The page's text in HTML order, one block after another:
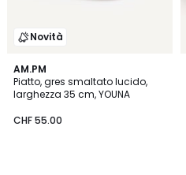
Novità
AM.PM
Piatto, gres smaltato lucido,
larghezza 35 cm, YOUNA
CHF 55.00